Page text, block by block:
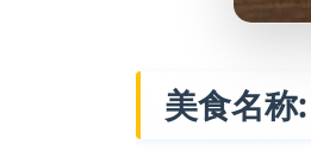
美食名称: